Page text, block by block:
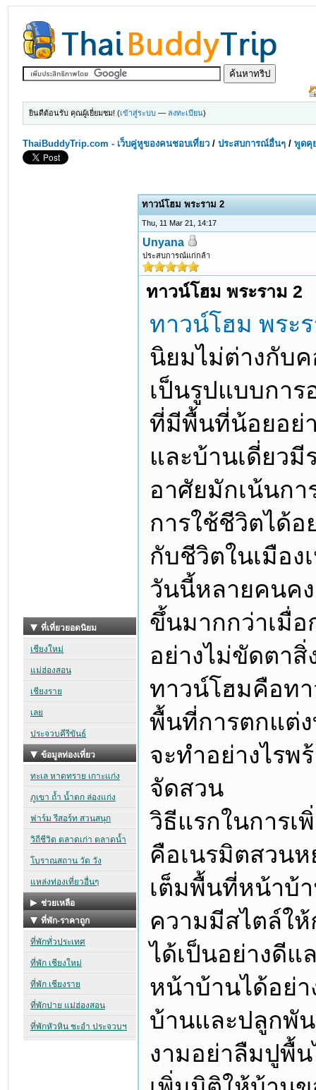
ยินดีต้อนรับ คุณผู้เยี่ยมชม! (เข้าสู่ระบบ — ลงทะเบียน)
ThaiBuddyTrip.com - เว็บคู่หูของคนชอบเที่ยว /ประสบการณ์อื่นๆ /พูดคุ
ทาวน์โฮม พระราม 2
Thu, 11 Mar 21, 14:17
Unyana
ประสบการณ์แก่กล้า
ทาวน์โฮม พระราม 2
ทาวน์โฮม พระ
นิยมไม่ต่างกับค
เป็นรูปแบบกา
ที่มีพื้นที่น้อยอย่
และบ้านเดี่ยวมี
อาศัยมักเน้นก
การใช้ชีวิตได้อ
กับชีวิตในเมือ
วันนี้หลายคนคง
ขึ้นมากกว่าเมื่
อย่างไม่ขัดตาสิ่
ทาวน์โฮมคือท
พื้นที่การตกแต่ง
จะทำอย่างไร
จัดสวน
วิธีแรกในการ
คือเนรมิตสวน
เต็มพื้นที่หน้าบ้า
ความมีสไตล์ใ
ได้เป็นอย่างดีแ
หน้าบ้านได้อย่
บ้านและปลูกพั
งามอย่าลืมปูพื้